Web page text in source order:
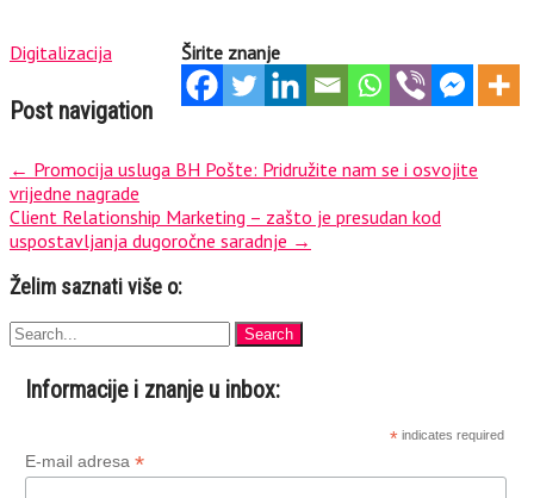
Širite znanje
Digitalizacija
Post navigation
← Promocija usluga BH Pošte: Pridružite nam se i osvojite
vrijedne nagrade
Client Relationship Marketing – zašto je presudan kod
uspostavljanja dugoročne saradnje →
Želim saznati više o:
Informacije i znanje u inbox:
* indicates required
E-mail adresa *